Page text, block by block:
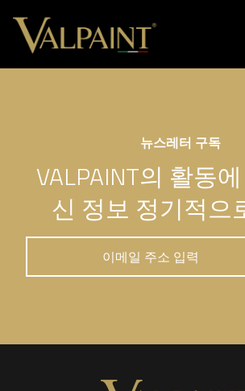
뉴스레터 구독
VALPAINT의 활동
신 정보 정기적으